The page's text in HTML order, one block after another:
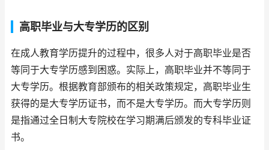
高职毕业与大专学历的区别
在成人教育学历提升的过程中，很多人对于高职毕业是否
等同于大专学历感到困惑。实际上，高职毕业并不等同于
大专学历。根据教育部颁布的相关政策规定，高职毕业生
获得的是大专学历证书，而不是大专学历。而大专学历则
是指通过全日制大专院校在学习期满后颁发的专科毕业证
书。